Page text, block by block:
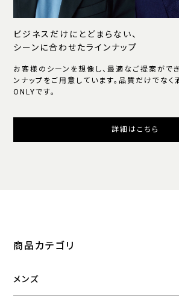
ビジネスだけにとどまらない、
シーンに合わせたラインナップ
お客様のシーンを想像し、最適なご提案がで
ンナップをご用意しています。品質だけでなく
ONLYです。
詳細はこちら
商品カテゴリ
メンズ